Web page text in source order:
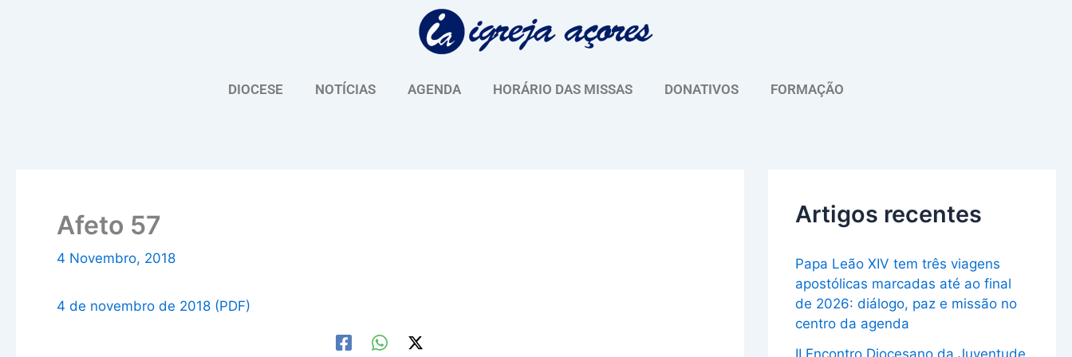
DIOCESE NOTÍCIAS AGENDA HORÁRIO DAS MISSAS DONATIVOS FORMAÇÃO
Afeto 57
4 Novembro, 2018
4 de novembro de 2018 (PDF)
Artigos recentes
Papa Leão XIV tem três viagens
apostólicas marcadas até ao final
de 2026: diálogo, paz e missão no
centro da agenda
II Encontro Diocesano da Juventude
u